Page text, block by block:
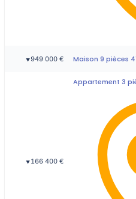
▼949 000 € Maison 9 pièces
▼ 166 400 €
Appartement 3